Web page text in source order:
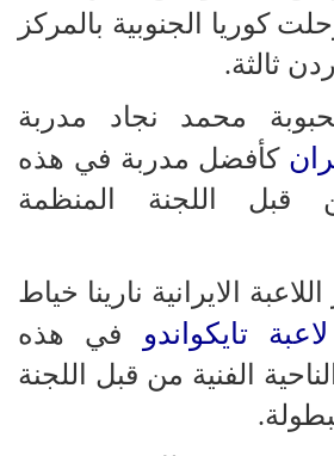
كوريا الجنوبية بالمركز
ثالثة.
محمد نجاد مدربة
كأفضل مدربة في هذه
قبل اللجنة المنظمة
الايرانية نارينا خياط
تايكواندو في هذه
الفنية من قبل اللجنة